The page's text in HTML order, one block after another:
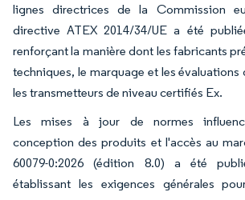
lignes directrices de la Commission
directive ATEX 2014/34/UE a été
renforçant la manière dont les fabricants
techniques, le marquage et les
les transmetteurs de niveau certifiés Ex.
Les mises à jour de normes
conception des produits et l'accès au
60079-0:2026 (édition 8.0) a été
établissant les exigences générales